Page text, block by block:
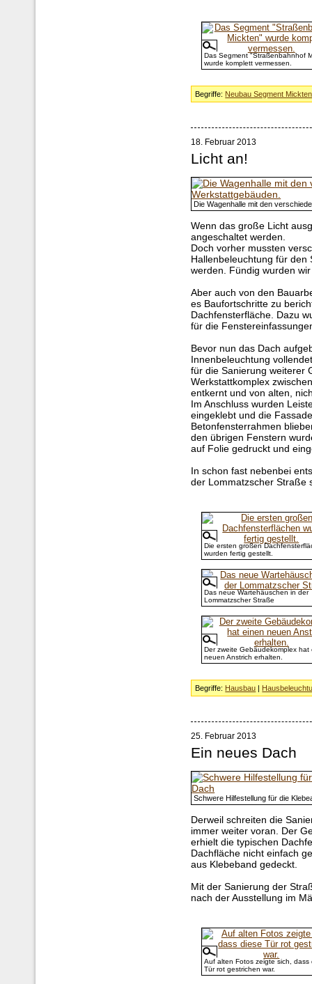
Das Segment "Straßenbahnhof
wurde komplett vermessen.
Begriffe: Neubau Segment Mickten
18. Februar 2013
Licht an!
Die Wagenhalle mit den
Wenn das große Licht
angeschaltet werden.
Doch vorher mussten
Hallenbeleuchtung für
werden. Fündig wurden
Aber auch von den
es Baufortschritte zu
Dachfensterfläche. Dazu
für die
Bevor nun das Dach
Innenbeleuchtung
für die Sanierung weiterer
Werkstattkomplex
entkernt und von alten,
Im Anschluss wurden
eingeklebt und die
Betonfensterrahmen
den übrigen Fenstern
auf Folie gedruckt und
In schon fast nebenbei
der Lommatzscher Straße
Die ersten großen
wurden fertig gestellt.
Das neue Wartehäuschen in der
Lommatzscher Straße
Der zweite Gebäudekomplex hat
neuen Anstrich erhalten.
Begriffe: Hausbau |
25. Februar 2013
Ein neues Dach
Schwere Hilfestellung für die
Derweil schreiten die
immer weiter voran. Der
erhielt die typischen
Dachfläche nicht einfach
aus Klebeband gedeckt.
Mit der Sanierung der
nach der Ausstellung im
Auf alten Fotos zeigte sich, dass
Tür rot gestrichen war.